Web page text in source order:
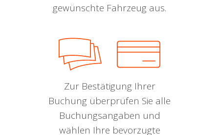
gewünschte Fahrzeug aus.
Zur Bestätigung Ihrer
Buchung überprüfen Sie alle
Buchungsangaben und
wählen Ihre bevorzugte